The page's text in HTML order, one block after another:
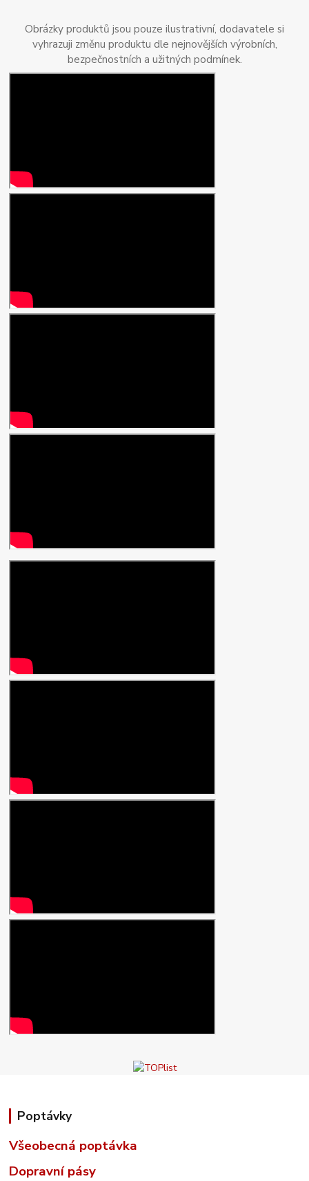
Obrázky produktů jsou pouze ilustrativní, dodavatele si
vyhrazuji změnu produktu dle nejnovějších výrobních,
bezpečnostních a užitných podmínek.
Poptávky
Všeobecná poptávka
Dopravní pásy